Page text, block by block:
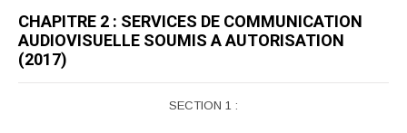
CHAPITRE 2 : SERVICES DE COMMUNICATION
AUDIOVISUELLE SOUMIS A AUTORISATION
(2017)
SECTION 1 :